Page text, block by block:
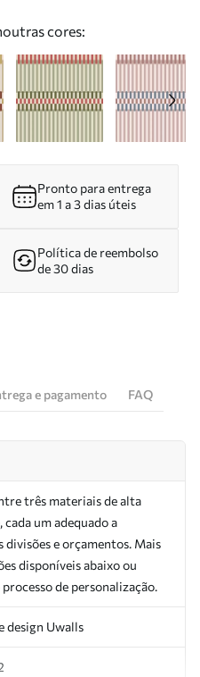
cores:
Pronto para entrega
em 1 a 3 dias úteis
Política de reembolso
de 30 dias
e pagamento FAQ
três materiais de alta
cada um adequado a
divisões e orçamentos. Mais
disponíveis abaixo ou
de personalização.
design Uwalls